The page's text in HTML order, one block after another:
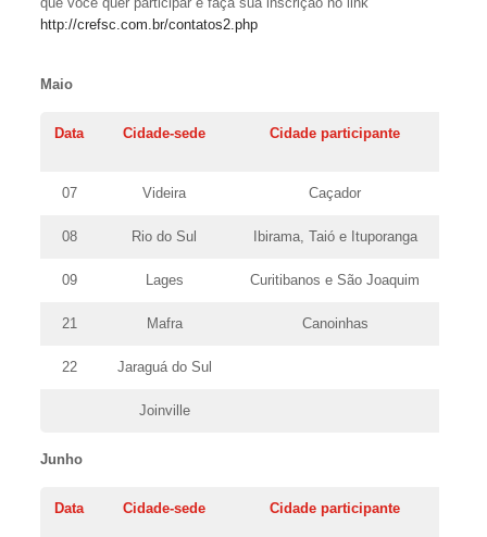
http://crefsc.com.br/contatos2.php
Maio
Data Cidade-sede Cidade participante
07 Videira Caçador
08 Rio do Sul Ibirama, Taió e Ituporanga
09 Lages Curitibanos e São Joaquim
21 Mafra Canoinhas
22 Jaraguá do Sul
Joinville
Junho
Data Cidade-sede Cidade participante